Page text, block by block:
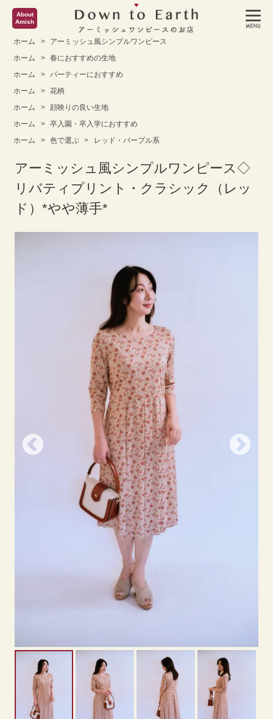
About
Amish
ホーム >
アーミッシュ風シンプルワンピース
ホーム
> 春におすすめの生地
ホーム
> パーティーにおすすめ
ホーム
> 花柄
ホーム
>
顔映りの良い生地
ホーム
> 卒入園・卒入学におすすめ
ホーム
> 色で選ぶ > レッド・パープル系
アーミッシュ風シンプルワンピース◇
リバティプリント・クラシック（レッ
ド）*やや薄手*